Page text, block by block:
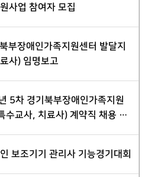
사업 참여자 모집
부장애인가족지원센터 발달지
사) 임명보고
5차 경기북부장애인가족지원
수교사, 치료사) 계약직 채용 최
보조기기 관리사 기능경기대회